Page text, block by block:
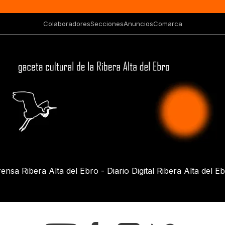
ColaboradoresSeccionesAnunciosComarca
Ribera Alta del Ebro - Diario Digital Ribera Alta del